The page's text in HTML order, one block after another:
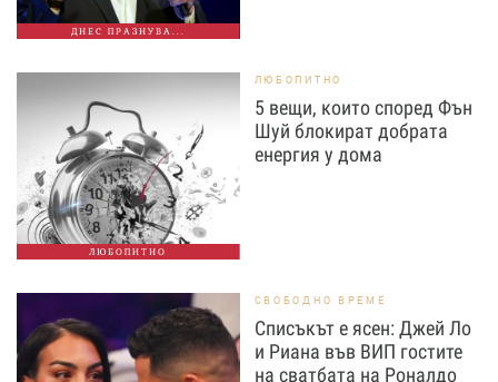
ДНЕС ПРАЗНУВА...
ЛЮБОПИТНО
ЛЮБОПИТНО
5 вещи, които според Фън
Шуй блокират добрата
енергия у дома
СВОБОДНО ВРЕМЕ
Списъкът е ясен: Джей Ло
и Риана във ВИП гостите
на сватбата на Роналдо